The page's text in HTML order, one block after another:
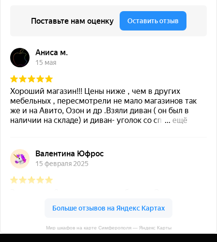
Мир шкафов на карте Симферополя — Яндекс Карты